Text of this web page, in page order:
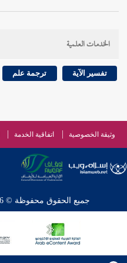
الخدمات العلمية
تفسير الآية ترجمة علم
وثيقة الخصوصية اتفاقية الخدمة
جميع الحقوق محفوظة © 2026 - 1998 لشبكة إسلام ويب